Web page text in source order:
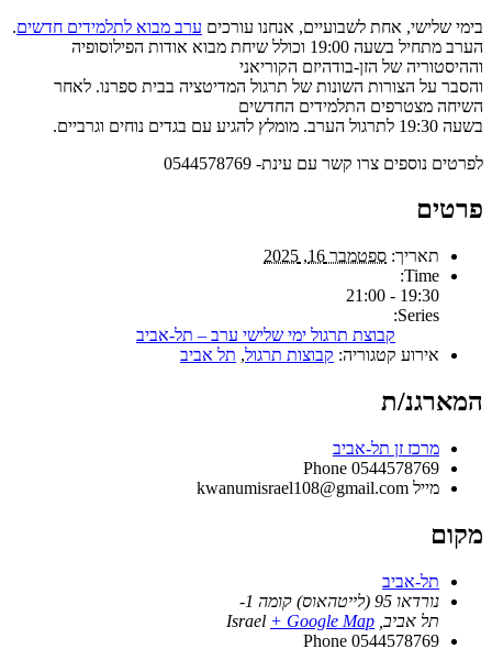
בימי שלישי, אחת לשבועיים, אנחנו עורכים ערב מבוא לתלמידים חדשים.
הערב מתחיל בשעה 19:00 וכולל שיחת מבוא אודות הפילוסופיה
וההיסטוריה של הזן-בודהיזם הקוריאני
והסבר על הצורות השונות של תרגול המדיטציה בבית ספרנו. לאחר
השיחה מצטרפים התלמידים החדשים
בשעה 19:30 לתרגול הערב. מומלץ להגיע עם בגדים נוחים וגרביים.
לפרטים נוספים צרו קשר עם עינת- 0544578769
פרטים
תאריך: ספטמבר 16, 2025
Time:
19:30 - 21:00
Series:
קבוצת תרגול ימי שלישי ערב – תל-אביב
אירוע קטגוריה: קבוצות תרגול, תל אביב
המארגנ/ת
מרכז זן תל-אביב
Phone 0544578769
מייל kwanumisrael108@gmail.com
מקום
תל-אביב
נורדאו 95 (לייטהאוס) קומה 1-
תל אביב
Israel + Google Map
Phone 0544578769